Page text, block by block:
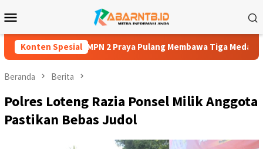
ke
Mobile
Konten Spesial
2 Praya Pulang Membawa Tiga Medali Zaki Hardi:
Beranda Berita
Polres Loteng Razia Ponsel Milik Anggota
Pastikan Bebas Judol